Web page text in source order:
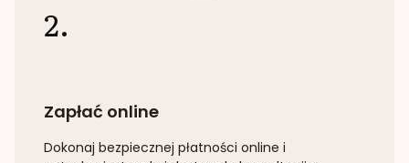
2.
Zapłać online
Dokonaj bezpiecznej płatności online i